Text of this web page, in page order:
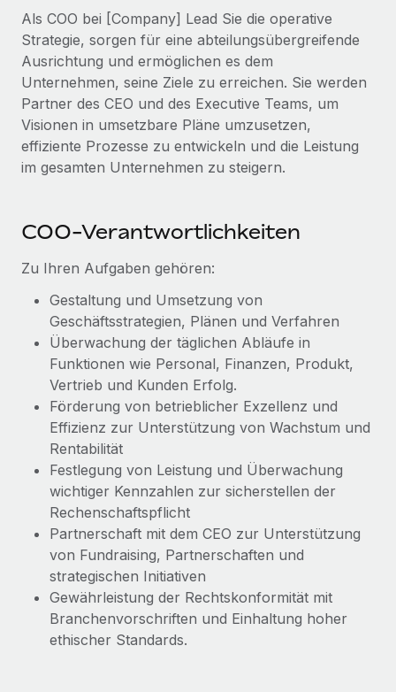
Niederlassungen
Mobilität und Relocation
Mühelose Relocation von Mitarbeiter:innen
Benefits
Mühelose Verwaltung von Benefits
Management und Payroll
Reverse Tech auf einen Blick Das Gesundheits- und
Wellness-Startup Reverse Tech hat das globale...
Mehr erfahren
Den Blog erkunden
BLOG
Neues zu Remote-Produkten: Integration mit
Gusto und Zero und Contractor Management
Mehr erfahren
Wie Phiture 55 Mitarbeiter:innen in 19 Ländern
mit Remote verwaltet
Phiture ist der unumstrittene Marktführer im Bereich der
Wachstumsberatung für mobile Apps. Das...
Mehr erfahren
Als COO bei [Company] Lead Sie die operative
Strategie, sorgen für eine abteilungsübergreifende
Ausrichtung und ermöglichen es dem
Unternehmen, seine Ziele zu erreichen. Sie werden
Partner des CEO und des Executive Teams, um
Visionen in umsetzbare Pläne umzusetzen,
effiziente Prozesse zu entwickeln und die Leistung
im gesamten Unternehmen zu steigern.
COO-Verantwortlichkeiten
Zu Ihren Aufgaben gehören:
Gestaltung und Umsetzung von
Geschäftsstrategien, Plänen und Verfahren
Überwachung der täglichen Abläufe in
Funktionen wie Personal, Finanzen, Produkt,
Vertrieb und Kunden Erfolg.
Förderung von betrieblicher Exzellenz und
Effizienz zur Unterstützung von Wachstum und
Rentabilität
Festlegung von Leistung und Überwachung
wichtiger Kennzahlen zur sicherstellen der
Rechenschaftspflicht
Partnerschaft mit dem CEO zur Unterstützung
von Fundraising, Partnerschaften und
strategischen Initiativen
Gewährleistung der Rechtskonformität mit
Branchenvorschriften und Einhaltung hoher
ethischer Standards.